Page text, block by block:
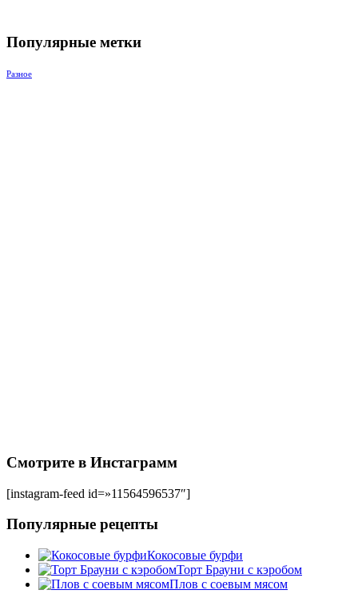
Популярные метки
Разное
Смотрите в Инстаграмм
[instagram-feed id=»11564596537″]
Популярные рецепты
Кокосовые бурфи
Торт Брауни с кэробом
Плов с соевым мясом